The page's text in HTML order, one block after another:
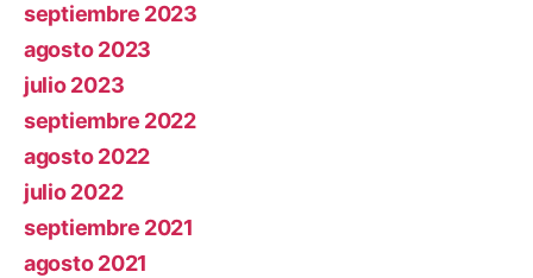
septiembre 2023
agosto 2023
julio 2023
septiembre 2022
agosto 2022
julio 2022
septiembre 2021
agosto 2021